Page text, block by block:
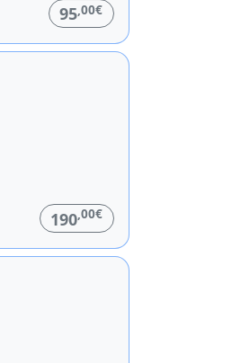
95 ,00€
190,00€